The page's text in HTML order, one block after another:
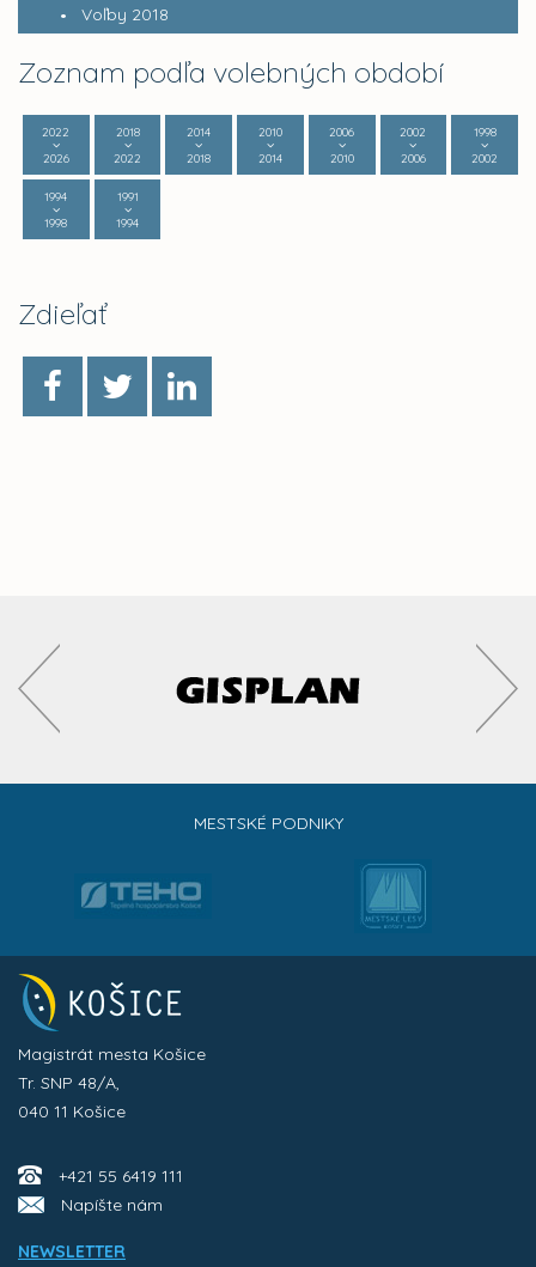
Voľby 2018
Zoznam podľa volebných období
2022
2026
2018
2022
2014
2018
2010
2014
2006
2010
2002
2006
1998
2002
1994
1998
1991
1994
Zdieľať
MESTSKÉ PODNIKY
Magistrát mesta Košice
Tr. SNP 48/A,
040 11 Košice
+421 55 6419 111
Napíšte nám
NEWSLETTER